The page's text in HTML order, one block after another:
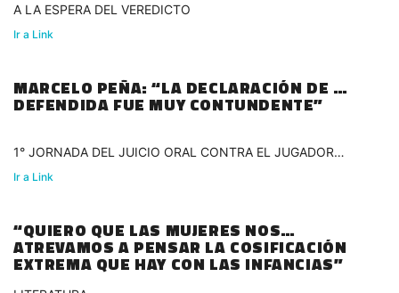
A LA ESPERA DEL VEREDICTO
Ir a Link
MARCELO PEÑA: “LA DECLARACIÓN DE MI
DEFENDIDA FUE MUY CONTUNDENTE”
1° JORNADA DEL JUICIO ORAL CONTRA EL JUGADOR
URUGUAYO
Ir a Link
“QUIERO QUE LAS MUJERES NOS
ATREVAMOS A PENSAR LA COSIFICACIÓN
EXTREMA QUE HAY CON LAS INFANCIAS”